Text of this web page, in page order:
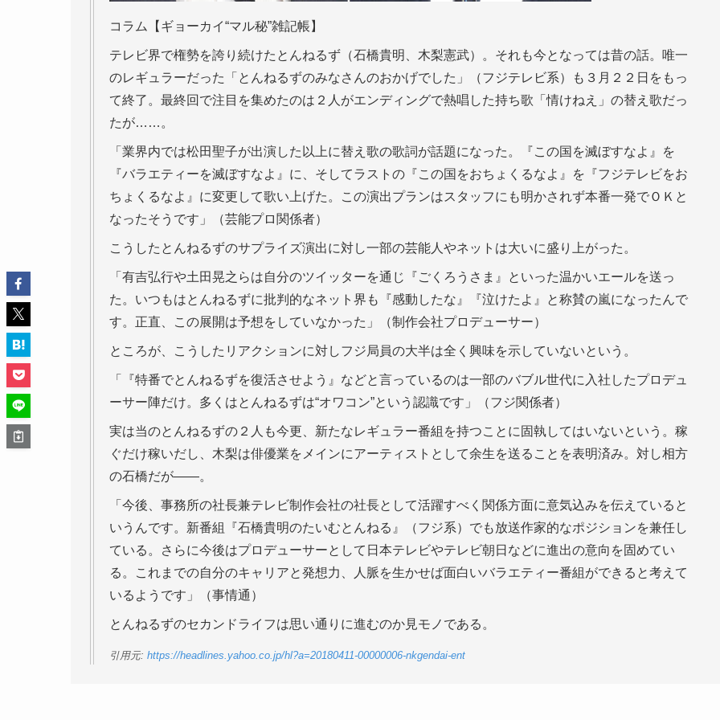
コラム【ギョーカイ“マル秘”雑記帳】
テレビ界で権勢を誇り続けたとんねるず（石橋貴明、木梨憲武）。それも今となっては昔の話。唯一
のレギュラーだった「とんねるずのみなさんのおかげでした」（フジテレビ系）も３月２２日をもっ
て終了。最終回で注目を集めたのは２人がエンディングで熱唱した持ち歌「情けねえ」の替え歌だっ
たが……。
「業界内では松田聖子が出演した以上に替え歌の歌詞が話題になった。『この国を滅ぼすなよ』を
『バラエティーを滅ぼすなよ』に、そしてラストの『この国をおちょくるなよ』を『フジテレビをお
ちょくるなよ』に変更して歌い上げた。この演出プランはスタッフにも明かされず本番一発でＯＫと
なったそうです」（芸能プロ関係者）
こうしたとんねるずのサプライズ演出に対し一部の芸能人やネットは大いに盛り上がった。
「有吉弘行や土田晃之らは自分のツイッターを通じ『ごくろうさま』といった温かいエールを送っ
た。いつもはとんねるずに批判的なネット界も『感動したな』『泣けたよ』と称賛の嵐になったんで
す。正直、この展開は予想をしていなかった」（制作会社プロデューサー）
ところが、こうしたリアクションに対しフジ局員の大半は全く興味を示していないという。
「『特番でとんねるずを復活させよう』などと言っているのは一部のバブル世代に入社したプロデュ
ーサー陣だけ。多くはとんねるずは“オワコン”という認識です」（フジ関係者）
実は当のとんねるずの２人も今更、新たなレギュラー番組を持つことに固執してはいないという。稼
ぐだけ稼いだし、木梨は俳優業をメインにアーティストとして余生を送ることを表明済み。対し相方
の石橋だが――。
「今後、事務所の社長兼テレビ制作会社の社長として活躍すべく関係方面に意気込みを伝えていると
いうんです。新番組『石橋貴明のたいむとんねる』（フジ系）でも放送作家的なポジションを兼任し
ている。さらに今後はプロデューサーとして日本テレビやテレビ朝日などに進出の意向を固めてい
る。これまでの自分のキャリアと発想力、人脈を生かせば面白いバラエティー番組ができると考えて
いるようです」（事情通）
とんねるずのセカンドライフは思い通りに進むのか見モノである。
引用元: https://headlines.yahoo.co.jp/hl?a=20180411-00000006-nkgendai-ent